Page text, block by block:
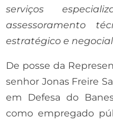
serviços
assessoramento
estratégico e
De posse da
senhor Jonas Freire
em Defesa do
como empregado